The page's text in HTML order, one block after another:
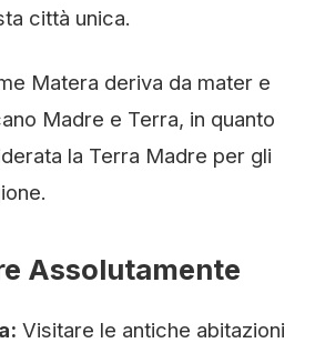
città unica.
Matera deriva da mater e
Madre e Terra, in quanto
la Terra Madre per gli
Assolutamente
Visitare le antiche abitazioni